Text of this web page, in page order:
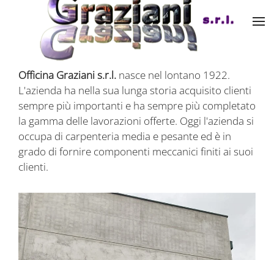
Skip to main content
Officina Graziani s.r.l. nasce nel lontano 1922.
L'azienda ha nella sua lunga storia acquisito clienti
sempre più importanti e ha sempre più completato
la gamma delle lavorazioni offerte. Oggi l'azienda si
occupa di carpenteria media e pesante ed è in
grado di fornire componenti meccanici finiti ai suoi
clienti.